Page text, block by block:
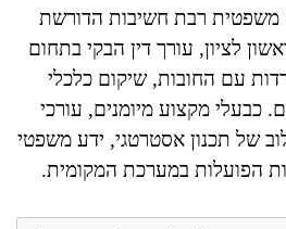
משפטית רבת חשיבות הדורשת
לציון, עורך דין הבקי בתחום
עם החובות, שיקום כלכלי
כבעלי מקצוע מיומנים, עורכי
של תכנון אסטרטגי, ידע משפטי
הפועלות במערכת המקומית.